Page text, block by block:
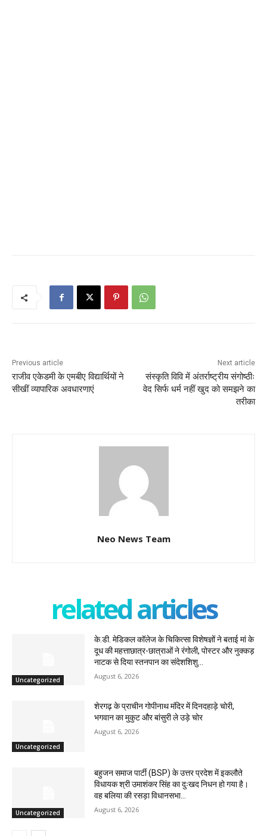
Previous article
राजीव एकेडमी के एमबीए विद्यार्थियों ने
सीखीं व्यापारिक अवधारणाएं
Next article
संस्कृति विवि में अंतर्राष्ट्रीय संगोष्ठीः
वेद सिर्फ धर्म नहीं खुद को समझने का
तरीका
Neo News Team
related articles
Uncategorized
के.डी. मेडिकल कॉलेज के चिकित्सा विशेषज्ञों ने बताई मां के
दूध की महत्ताछात्र-छात्राओं ने रंगोली, पोस्टर और नुक्कड़
नाटक से दिया स्तनपान का संदेशशिशु...
August 6, 2026
Uncategorized
शेरगढ़ के प्राचीन गोपीनाथ मंदिर में दिनदहाड़े चोरी,
भगवान का मुकुट और बांसुरी ले उड़े चोर
August 6, 2026
Uncategorized
बहुजन समाज पार्टी (BSP) के उत्तर प्रदेश में इकलौते
विधायक श्री उमाशंकर सिंह का दुःखद निधन हो गया है।
वह बलिया की रसड़ा विधानसभा...
August 6, 2026